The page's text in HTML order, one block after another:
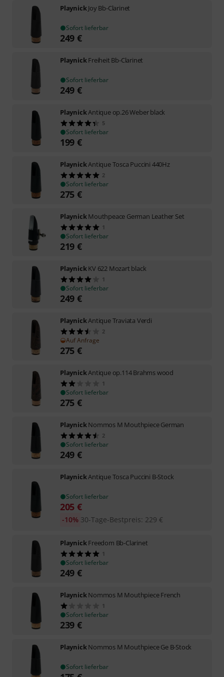
PlaynickJoy Bb-Clarinet
Sofort lieferbar
249 €
PlaynickFreiheit Bb-Clarinet
Sofort lieferbar
249 €
PlaynickAntique op.26 Weber black
5
Sofort lieferbar
199 €
PlaynickAntique Tosca Puccini 440Hz
2
Sofort lieferbar
275 €
PlaynickMouthpeace German Leather Set
1
Sofort lieferbar
219 €
PlaynickKV 622 Mozart black
1
Sofort lieferbar
249 €
PlaynickAntique Traviata Verdi
2
Auf Anfrage
275 €
PlaynickAntique op.114 Brahms wood
1
Sofort lieferbar
275 €
PlaynickNommos M Mouthpiece German
2
Sofort lieferbar
249 €
PlaynickAntique Tosca Puccini B-Stock
Sofort lieferbar
205 €
30-Tage-Bestpreis: 229 €
-10%
PlaynickFreedom Bb-Clarinet
1
Sofort lieferbar
249 €
PlaynickNommos M Mouthpiece French
1
Sofort lieferbar
239 €
PlaynickNommos M Mouthpiece Ge B-Stock
Sofort lieferbar